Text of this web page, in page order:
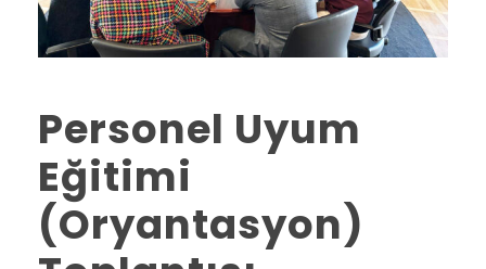
Personel Uyum
Eğitimi
(Oryantasyon)